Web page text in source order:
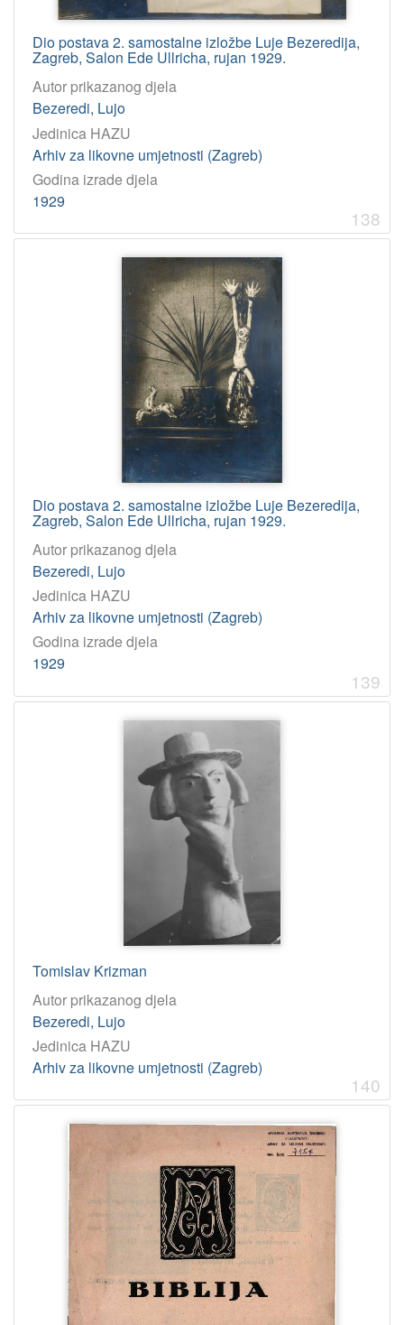
Dio postava 2. samostalne izložbe Luje Bezeredija,
Zagreb, Salon Ede Ullricha, rujan 1929.
Autor prikazanog djela
Bezeredi, Lujo
Jedinica HAZU
Arhiv za likovne umjetnosti (Zagreb)
Godina izrade djela
1929
138
Dio postava 2. samostalne izložbe Luje Bezeredija,
Zagreb, Salon Ede Ullricha, rujan 1929.
Autor prikazanog djela
Bezeredi, Lujo
Jedinica HAZU
Arhiv za likovne umjetnosti (Zagreb)
Godina izrade djela
1929
139
Tomislav Krizman
Autor prikazanog djela
Bezeredi, Lujo
Jedinica HAZU
Arhiv za likovne umjetnosti (Zagreb)
140